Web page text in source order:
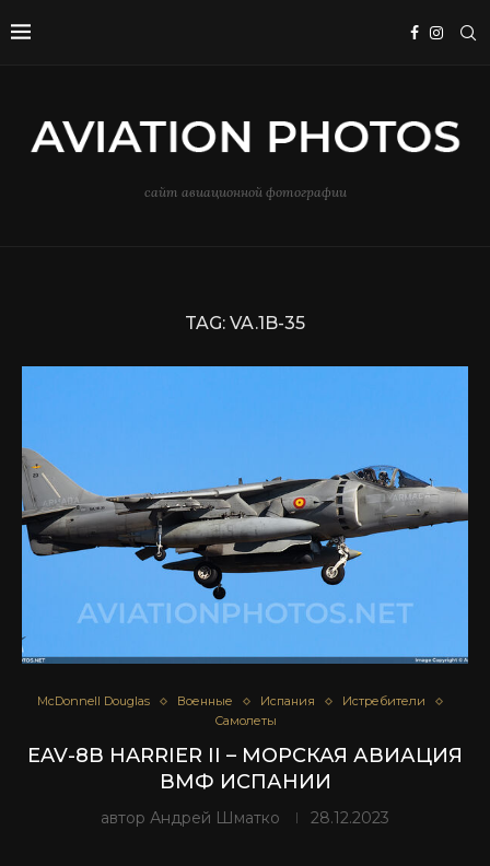
сайт авиационной фотографии
TAG: VA.1B-35
McDonnell Douglas Военные Испания
Истребители
Самолеты
EAV-8B HARRIER II – МОРСКАЯ АВИАЦИЯ
ВМФ ИСПАНИИ
автор Андрей Шматко 28.12.2023